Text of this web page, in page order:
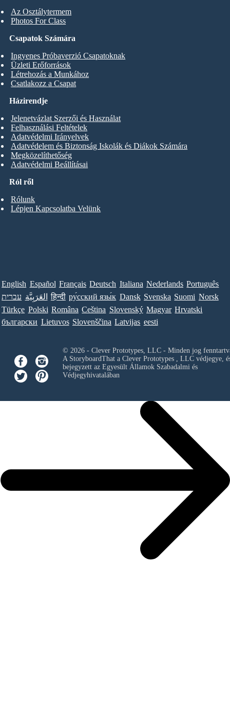
Az Osztálytermem
Photos For Class
Csapatok Számára
Ingyenes Próbaverzió Csapatoknak
Üzleti Erőforrások
Létrehozás a Munkához
Csatlakozz a Csapat
Ról ről
Rólunk
Lépjen Kapcsolatba Velünk
Házirendje
Jelenetvázlat Szerzői és Használat
Felhasználási Feltételek
Adatvédelmi Irányelvek
Adatvédelem és Biztonság Iskolák és Diákok Számára
Megközelíthetőség
Adatvédelmi Beállításai
English Español Français Deutsch Italiana Nederlands Português
עברית العَرَبِيَّة हिन्दी ру́сский язы́к Dansk Svenska Suomi Norsk
Türkçe Polski Româna Ceština Slovenský Magyar Hrvatski
български Lietuvos Slovenščina Latvijas eesti
© 2026 - Clever Prototypes, LLC - Minden jog
A StoryboardThat a Clever Prototypes , LLCvédjegye,
bejegyzett az Egyesült Államok Szabadalmi és
Védjegyhivatalában